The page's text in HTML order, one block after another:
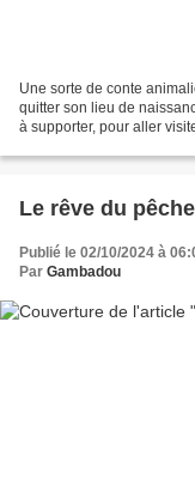
Une sorte de conte
quitter son lieu de
à supporter, pour aller
Le rêve du
Publié le 02/10/2024 à
Par Gambadou